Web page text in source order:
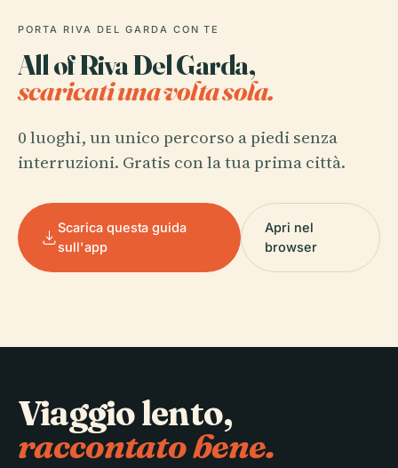
PORTA RIVA DEL GARDA CON TE
All of Riva Del Garda,
scaricati una volta sola.
0 luoghi, un unico percorso a piedi senza
interruzioni. Gratis con la tua prima città.
Scarica questa guida
sull'app
Apri nel
browser
Viaggio lento,
raccontato bene.